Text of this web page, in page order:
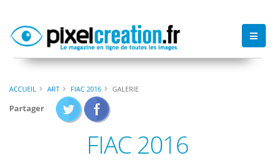
ACCUEIL ART FIAC 2016 GALERIE
Partager
FIAC 2016